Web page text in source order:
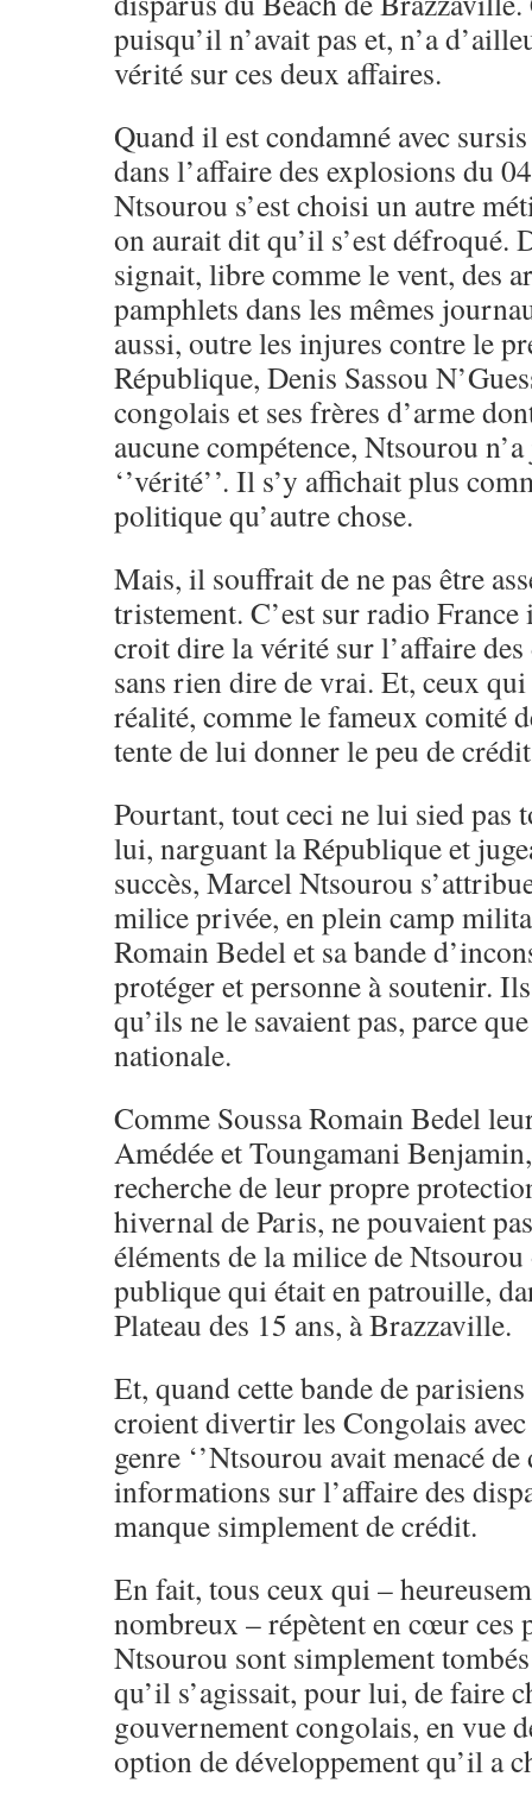
puisqu’il n’avait pas et, n’a
vérité sur ces deux affaires.
Quand il est condamné avec
dans l’affaire des explosions du
Ntsourou s’est choisi un autre
on aurait dit qu’il s’est défroqué.
signait, libre comme le vent, des
pamphlets dans les mêmes
aussi, outre les injures contre le
République, Denis Sassou
congolais et ses frères d’arme
aucune compétence, Ntsourou
‘’vérité’’. Il s’y affichait plus
politique qu’autre chose.
Mais, il souffrait de ne pas être
tristement. C’est sur radio
croit dire la vérité sur l’affaire
sans rien dire de vrai. Et, ceux
réalité, comme le fameux comité
tente de lui donner le peu de
Pourtant, tout ceci ne lui sied pas
lui, narguant la République et
succès, Marcel Ntsourou
milice privée, en plein camp
Romain Bedel et sa bande
protéger et personne à soutenir.
qu’ils ne le savaient pas, parce
nationale.
Comme Soussa Romain Bedel
Amédée et Toungamani
recherche de leur propre
hivernal de Paris, ne pouvaient
éléments de la milice de
publique qui était en patrouille,
Plateau des 15 ans, à Brazzaville.
Et, quand cette bande de
croient divertir les Congolais
genre ‘’Ntsourou avait menacé
informations sur l’affaire des
manque simplement de crédit.
En fait, tous ceux qui –
nombreux – répètent en cœur ces
Ntsourou sont simplement
qu’il s’agissait, pour lui, de faire
gouvernement congolais, en vue
option de développement qu’il a